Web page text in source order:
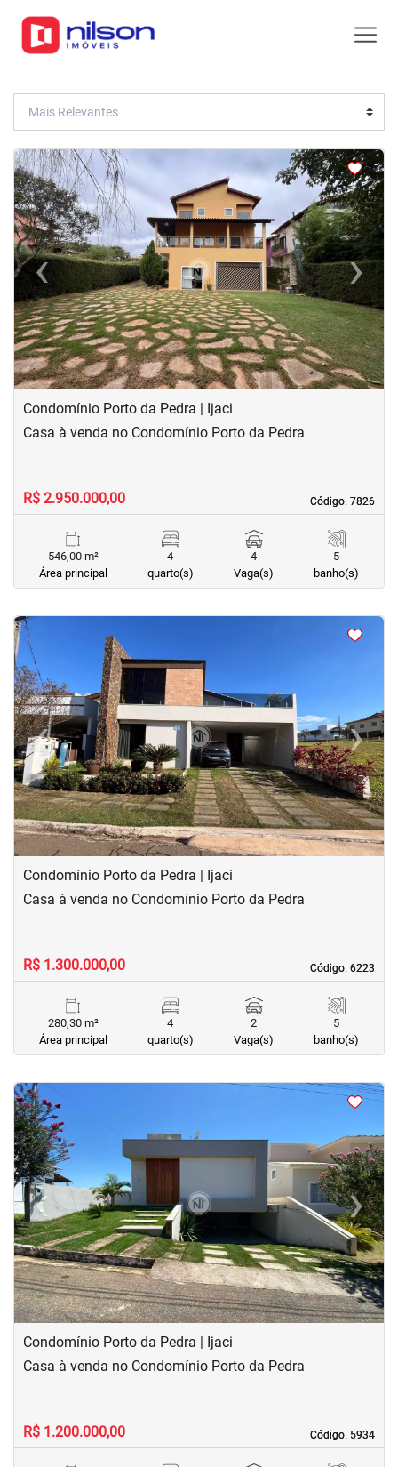
<<<<
‹Previous ›Next
Condomínio Porto da Pedra | Ijaci
Código. 7826
Código. 7826
Casa à venda no Condomínio Porto da Pedra
R$ 2.950.000,00
546,00 m²
Área principal
4
quarto(s)
4
Vaga(s)
5
banho(s)
<<
‹Previous ›Next
Condomínio Porto da Pedra | Ijaci
Código. 6223
Código. 6223
Casa à venda no Condomínio Porto da Pedra
R$ 1.300.000,00
280,30 m²
Área principal
4
quarto(s)
2
Vaga(s)
5
banho(s)
<<<
‹Previous ›Next
Condomínio Porto da Pedra | Ijaci
Código. 5934
Código. 5934
Casa à venda no Condomínio Porto da Pedra
R$ 1.200.000,00